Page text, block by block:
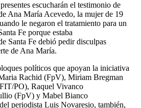
escucharán el testimonio de
Ana María Acevedo, la mujer de 19
le negaron el tratamiento para un
Fe porque estaba
Santa Fe debió pedir disculpas
de Ana María.
políticos que apoyan la iniciativa
Rachid (FpV), Miriam Bregman
PO), Raquel Vivanco
(FpV) y Mabel Bianco
periodista Luis Novaresio, también,